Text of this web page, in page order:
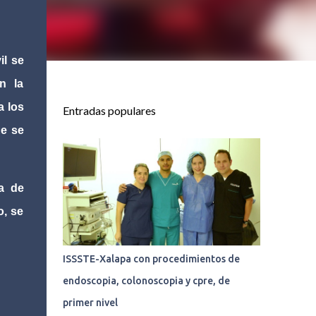
se
la
los
se
de
se
Entradas populares
ISSSTE-Xalapa con procedimientos de
endoscopia, colonoscopia y cpre, de
primer nivel